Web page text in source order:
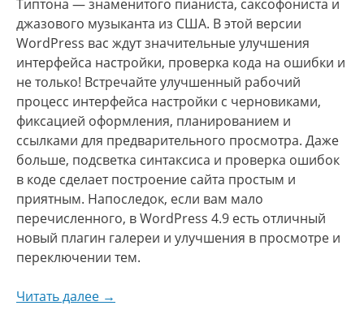
Типтона — знаменитого пианиста, саксофониста и
джазового музыканта из США. В этой версии
WordPress вас ждут значительные улучшения
интерфейса настройки, проверка кода на ошибки и
не только! Встречайте улучшенный рабочий
процесс интерфейса настройки с черновиками,
фиксацией оформления, планированием и
ссылками для предварительного просмотра. Даже
больше, подсветка синтаксиса и проверка ошибок
в коде сделает построение сайта простым и
приятным. Напоследок, если вам мало
перечисленного, в WordPress 4.9 есть отличный
новый плагин галереи и улучшения в просмотре и
переключении тем.
Читать далее →